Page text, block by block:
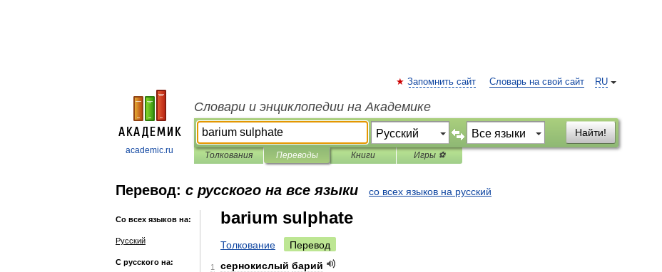
academic.ru
RU
Запомнить сайт Словарь на свой сайт
Словари и энциклопедии на Академике
Найти!
Толкования Переводы Книги Игры ⚽
Перевод: с русского на все языки со всех языков на русский
Со всех языков на:
Русский
С русского на:
barium sulphate
Толкование Перевод
1 сернокислый барий